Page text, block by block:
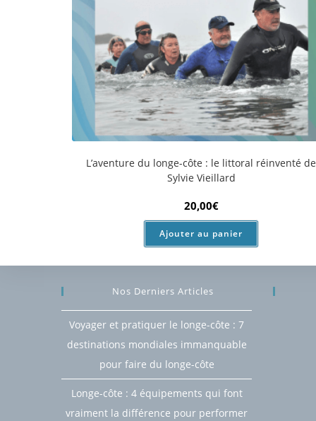
L’aventure du longe-côte : le littoral réinventé de
Sylvie Vieillard
20,00€
Ajouter au panier
Nos Derniers Articles
Voyager et pratiquer le longe-côte : 7
destinations mondiales immanquable
pour faire du longe-côte
Longe-côte : 4 équipements qui font
vraiment la différence pour performer